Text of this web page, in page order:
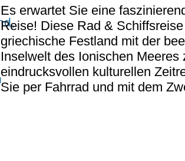
Es erwartet Sie eine
Reise! Diese Rad &
griechische Festland mit der
Inselwelt des Ionischen Meeres
eindrucksvollen kulturellen
Sie per Fahrrad und mit dem